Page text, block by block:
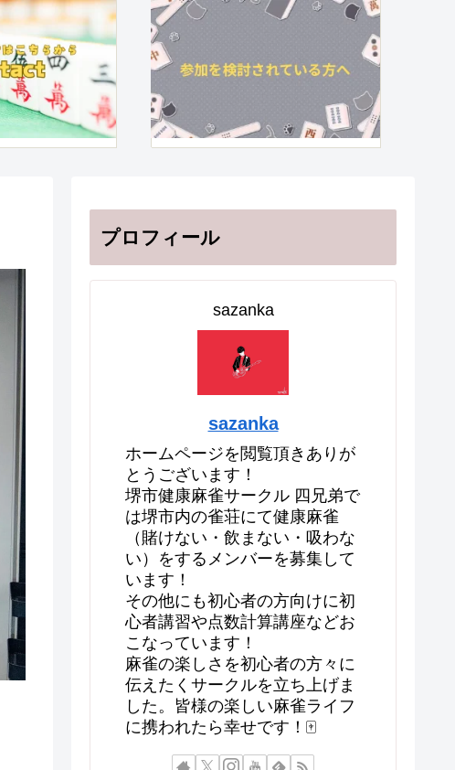
プロフィール
sazanka
sazanka
ホームページを閲覧頂きありが
とうございます！
堺市健康麻雀サークル 四兄弟で
は堺市内の雀荘にて健康麻雀
（賭けない・飲まない・吸わな
い）をするメンバーを募集して
います！
その他にも初心者の方向けに初
心者講習や点数計算講座などお
こなっています！
麻雀の楽しさを初心者の方々に
伝えたくサークルを立ち上げま
した。皆様の楽しい麻雀ライフ
に携われたら幸せです！🀄